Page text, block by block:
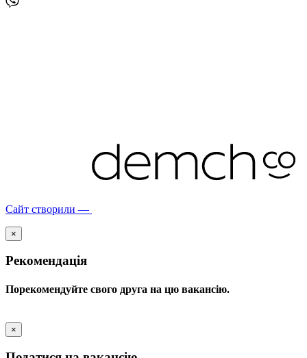
Сайт створили —
×
Рекомендація
Порекомендуйте свого друга на цю вакансію.
×